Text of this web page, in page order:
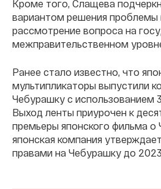
Кроме того, Слащева
вариантом решения проблемы
рассмотрение вопроса на
межправительственном
Ранее стало известно, что
мультипликаторы выпустили
Чебурашку с использованием
Выход ленты приурочен к
премьеры японского фильма о
японская компания
правами на Чебурашку до 2023